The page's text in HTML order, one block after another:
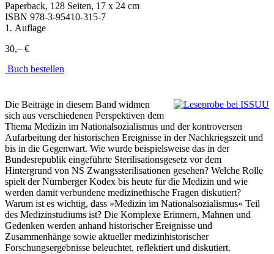
Paperback, 128 Seiten, 17 x 24 cm
ISBN 978-3-95410-315-7
1. Auflage
30,– €
Buch bestellen
Die Beiträge in diesem Band widmen
sich aus verschiedenen Perspektiven dem
Thema Medizin im Nationalsozialismus und der kontroversen
Aufarbeitung der historischen Ereignisse in der Nachkriegszeit und
bis in die Gegenwart. Wie wurde beispielsweise das in der
Bundesrepublik eingeführte Sterilisationsgesetz vor dem
Hintergrund von NS Zwangssterilisationen gesehen? Welche Rolle
spielt der Nürnberger Kodex bis heute für die Medizin und wie
werden damit verbundene medizinethische Fragen diskutiert?
Warum ist es wichtig, dass »Medizin im Nationalsozialismus« Teil
des Medizinstudiums ist? Die Komplexe Erinnern, Mahnen und
Gedenken werden anhand historischer Ereignisse und
Zusammenhänge sowie aktueller medizinhistorischer
Forschungsergebnisse beleuchtet, reflektiert und diskutiert.